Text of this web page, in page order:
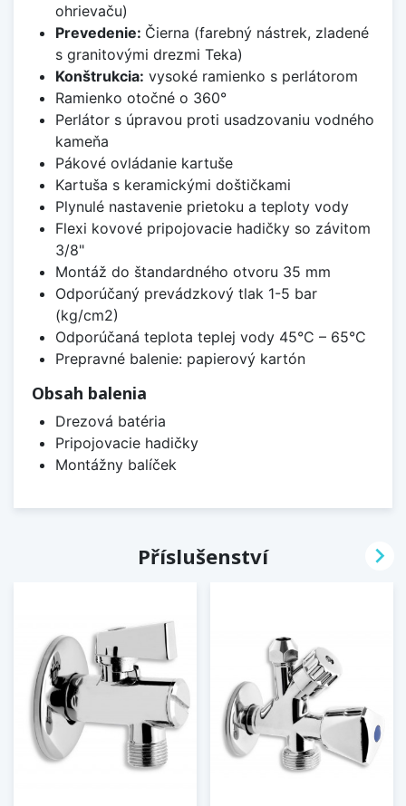
ohrievaču)
Prevedenie: Čierna (farebný nástrek, zladené
s granitovými drezmi Teka)
Konštrukcia: vysoké ramienko s perlátorom
Ramienko otočné o 360°
Perlátor s úpravou proti usadzovaniu vodného
kameňa
Pákové ovládanie kartuše
Kartuša s keramickými doštičkami
Plynulé nastavenie prietoku a teploty vody
Flexi kovové pripojovacie hadičky so závitom
3/8"
Montáž do štandardného otvoru 35 mm
Odporúčaný prevádzkový tlak 1-5 bar
(kg/cm2)
Odporúčaná teplota teplej vody 45°C – 65°C
Prepravné balenie: papierový kartón
Obsah balenia
Drezová batéria
Pripojovacie hadičky
Montážny balíček
Příslušenství 